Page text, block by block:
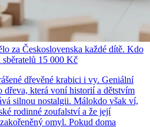
za Československa každé dítě. Kdo
sběratelů 15 000 Kč
dřevěné krabici i vy. Geniální
dřeva, která voní historií a dětstvím
silnou nostalgii. Málokdo však ví,
rodinné zoufalství a že její
omyl. Pokud doma